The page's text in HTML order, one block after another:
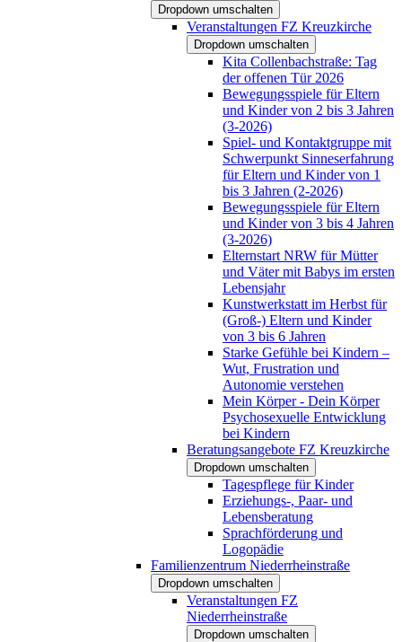
Dropdown umschalten
Veranstaltungen FZ Kreuzkirche
Dropdown umschalten
Kita Collenbachstraße: Tag
der offenen Tür 2026
Bewegungsspiele für Eltern
und Kinder von 2 bis 3 Jahren
(3-2026)
Spiel- und Kontaktgruppe mit
Schwerpunkt Sinneserfahrung
für Eltern und Kinder von 1
bis 3 Jahren (2-2026)
Bewegungsspiele für Eltern
und Kinder von 3 bis 4 Jahren
(3-2026)
Elternstart NRW für Mütter
und Väter mit Babys im ersten
Lebensjahr
Kunstwerkstatt im Herbst für
(Groß-) Eltern und Kinder
von 3 bis 6 Jahren
Starke Gefühle bei Kindern –
Wut, Frustration und
Autonomie verstehen
Mein Körper - Dein Körper
Psychosexuelle Entwicklung
bei Kindern
Beratungsangebote FZ Kreuzkirche
Dropdown umschalten
Tagespflege für Kinder
Erziehungs-, Paar- und
Lebensberatung
Sprachförderung und
Logopädie
Familienzentrum Niederrheinstraße
Dropdown umschalten
Veranstaltungen FZ
Niederrheinstraße
Dropdown umschalten